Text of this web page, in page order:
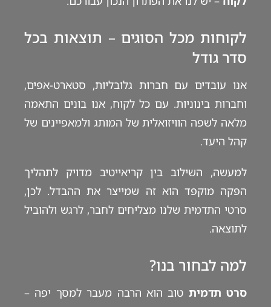
לקוחות מכל הסוגים – תוצאות בכל
סדר גודל
אנו עובדים עם חברות גלובליות, סטארט-אפים,
וחברות בינוניות. עם כל לקוח, אנו בונים התאמה
מלאה לשפה הוויזואלית של המותג ולמאפיינים של
קהל היעד.
למעשה, השילוב בין קריאייטיב מדויק לתהליך
הפקה מוקפד הוא זה שמייצר את ההבדל. לכן,
סרטי התדמית שלנו מצליחים לחבר, לרגש ולהוביל
לתוצאה.
למה לבחור בנו?
סרט תדמית טוב הוא הרבה מעבר למסך יפה –